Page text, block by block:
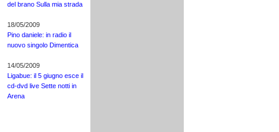
del brano Sulla mia strada
18/05/2009
Pino daniele: in radio il
nuovo singolo Dimentica
14/05/2009
Ligabue: il 5 giugno esce il
cd-dvd live Sette notti in
Arena